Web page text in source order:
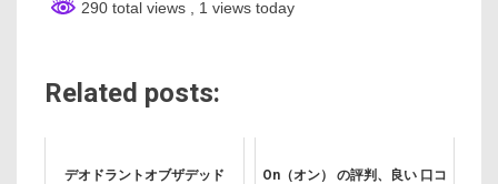
290 total views , 1 views today
Related posts:
デオドラントオブザデッド
On（オン） の評判、良い 口コ